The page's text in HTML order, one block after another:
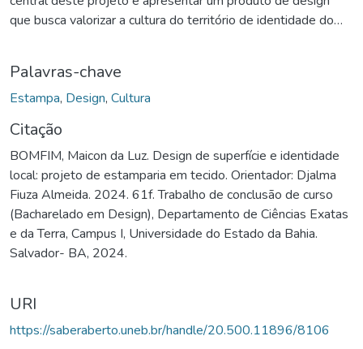
que busca valorizar a cultura do território de identidade do
possibilitou uma exploração criativa ampla, permitindo a
experimentação de diferentes tipos de tecidos, cores,
apresentada uma estampa que busca a preservação e
celebração das raízes culturais da região. Este estudo
contribui para a compreensão da intersecção entre design,
cultura e identidade regional, enfatizando a importância do
resgate e incorporação de elementos culturais em práticas
de design para a promoção da diversidade e da valorização
cultural.
Palavras-chave
Estampa, Design, Cultura
Citação
BOMFIM, Maicon da Luz. Design de superfície e identidade
local: projeto de estamparia em tecido. Orientador: Djalma
Fiuza Almeida. 2024. 61f. Trabalho de conclusão de curso
(Bacharelado em Design), Departamento de Ciências Exatas
e da Terra, Campus I, Universidade do Estado da Bahia.
Salvador- BA, 2024.
URI
https://saberaberto.uneb.br/handle/20.500.11896/8106